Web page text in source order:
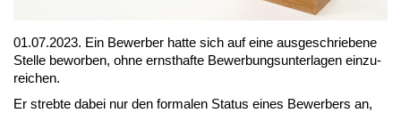
01.07.2023. Ein Be­wer­ber hat­te sich auf ei­ne aus­ge­schrie­be­ne
Stel­le be­wor­ben, oh­ne ernst­haf­te Be­wer­bungs­un­ter­la­gen ein­zu­
rei­chen.
Er streb­te da­bei nur den for­ma­len Sta­tus ei­nes Be­wer­bers an,